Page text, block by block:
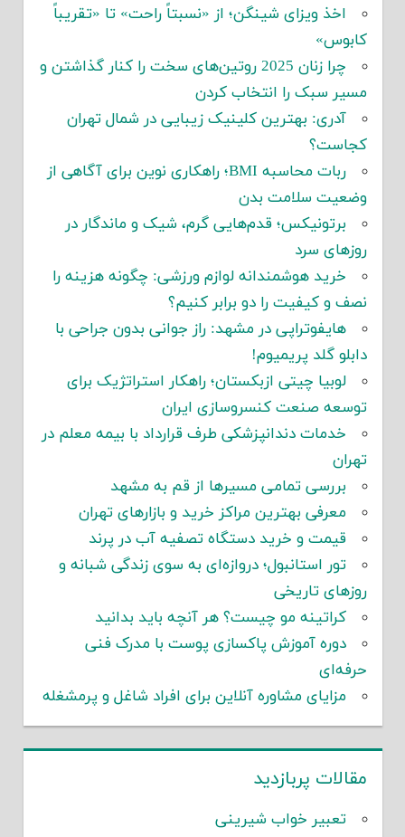
اخذ ویزای شینگن؛ از «نسبتاً راحت» تا «تقریباً
کابوس»
چرا زنان 2025 روتین‌های سخت را کنار گذاشتن و
مسیر سبک را انتخاب کردن
آدری: بهترین کلینیک زیبایی در شمال تهران
کجاست؟
ربات محاسبه BMI؛ راهکاری نوین برای آگاهی از
وضعیت سلامت بدن
برتونیکس؛ قدم‌هایی گرم، شیک و ماندگار در
روزهای سرد
خرید هوشمندانه لوازم ورزشی: چگونه هزینه را
نصف و کیفیت را دو برابر کنیم؟
هایفوتراپی در مشهد: راز جوانی بدون جراحی با
دابلو گلد پریمیوم!
لوبیا چیتی ازبکستان؛ راهکار استراتژیک برای
توسعه صنعت کنسروسازی ایران
خدمات دندانپزشکی طرف قرارداد با بیمه معلم در
تهران
بررسی تمامی مسیرها از قم به مشهد
معرفی بهترین مراکز خرید و بازارهای تهران
قیمت و خرید دستگاه تصفیه آب در پرند
تور استانبول؛ دروازه‌ای به سوی زندگی شبانه و
روزهای تاریخی
کراتینه مو چیست؟ هر آنچه باید بدانید
دوره آموزش پاکسازی پوست با مدرک فنی
حرفه‌ای
مزایای مشاوره آنلاین برای افراد شاغل و پرمشغله
مقالات پربازدید
تعبیر خواب شیرینی